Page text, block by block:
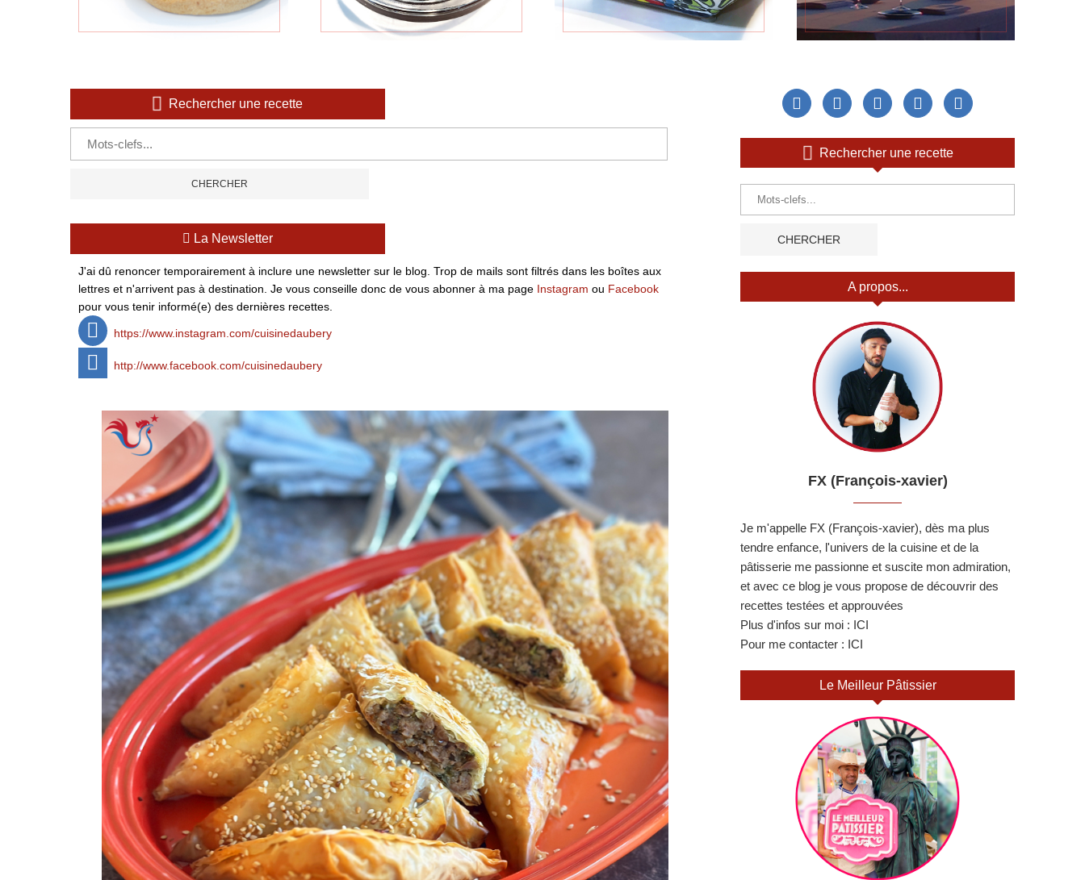
Rechercher une recette
La Newsletter
J'ai dû renoncer temporairement à inclure une newsletter sur le blog. Trop de mails sont filtrés dans les boîtes aux
lettres et n'arrivent pas à destination. Je vous conseille donc de vous abonner à ma page Instagram ou Facebook
pour vous tenir informé(e) des dernières recettes.
https://www.instagram.com/cuisinedaubery
http://www.facebook.com/cuisinedaubery
Rechercher une recette
A propos...
FX (François-xavier)
Je m'appelle FX (François-xavier), dès ma plus
tendre enfance, l'univers de la cuisine et de la
pâtisserie me passionne et suscite mon admiration,
et avec ce blog je vous propose de découvrir des
recettes testées et approuvées
Plus d'infos sur moi : ICI
Pour me contacter : ICI
Le Meilleur Pâtissier